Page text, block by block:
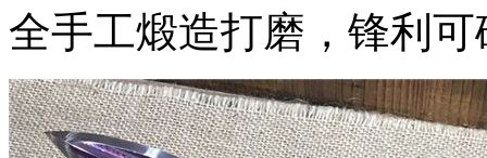
全手工煅造打磨，锋利